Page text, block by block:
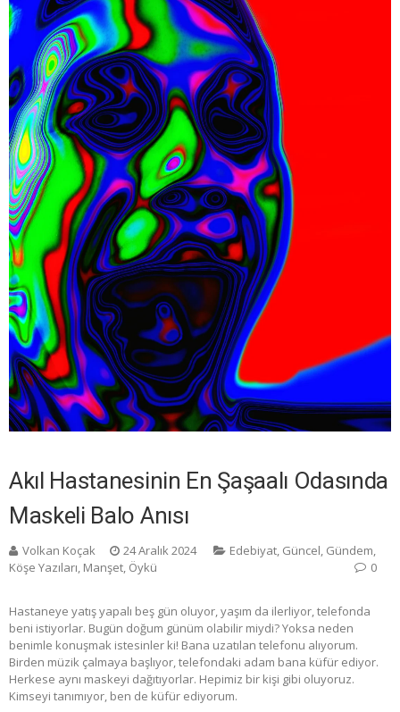
Akıl Hastanesinin En Şaşaalı Odasında
Maskeli Balo Anısı
Volkan Koçak 24 Aralık 2024 Edebiyat, Güncel, Gündem,
Köşe Yazıları, Manşet, Öykü 0
Hastaneye yatış yapalı beş gün oluyor, yaşım da ilerliyor, telefonda
beni istiyorlar. Bugün doğum günüm olabilir miydi? Yoksa neden
benimle konuşmak istesinler ki! Bana uzatılan telefonu alıyorum.
Birden müzik çalmaya başlıyor, telefondaki adam bana küfür ediyor.
Herkese aynı maskeyi dağıtıyorlar. Hepimiz bir kişi gibi oluyoruz.
Kimseyi tanımıyor, ben de küfür ediyorum.